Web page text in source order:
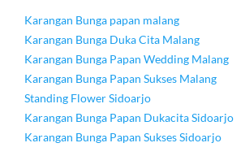
Karangan Bunga papan malang
Karangan Bunga Duka Cita Malang
Karangan Bunga Papan Wedding Malang
Karangan Bunga Papan Sukses Malang
Standing Flower Sidoarjo
Karangan Bunga Papan Dukacita Sidoarjo
Karangan Bunga Papan Sukses Sidoarjo